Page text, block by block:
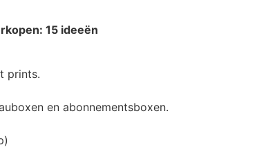
: 15 ideeën
prints.
en abonnementsboxen.